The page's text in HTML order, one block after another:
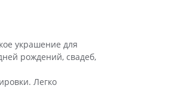
украшение для
рождений, свадеб,
Легко